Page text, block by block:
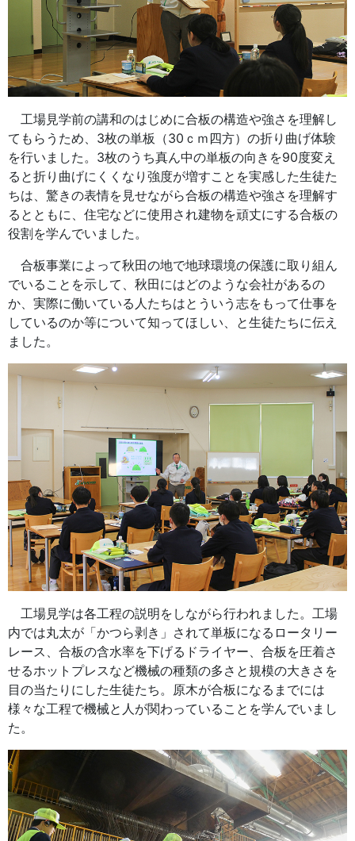
工場見学前の講和のはじめに合板の構造や強さを理解し
てもらうため、3枚の単板（30ｃｍ四方）の折り曲げ体験
を行いました。3枚のうち真ん中の単板の向きを90度変え
ると折り曲げにくくなり強度が増すことを実感した生徒た
ちは、驚きの表情を見せながら合板の構造や強さを理解す
るとともに、住宅などに使用され建物を頑丈にする合板の
役割を学んでいました。
合板事業によって秋田の地で地球環境の保護に取り組ん
でいることを示して、秋田にはどのような会社があるの
か、実際に働いている人たちはとういう志をもって仕事を
しているのか等について知ってほしい、と生徒たちに伝え
ました。
工場見学は各工程の説明をしながら行われました。工場
内では丸太が「かつら剥き」されて単板になるロータリー
レース、合板の含水率を下げるドライヤー、合板を圧着さ
せるホットプレスなど機械の種類の多さと規模の大きさを
目の当たりにした生徒たち。原木が合板になるまでには
様々な工程で機械と人が関わっていることを学んでいまし
た。